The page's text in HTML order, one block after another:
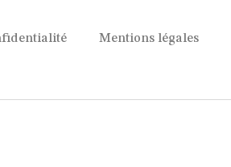
Mentions légales